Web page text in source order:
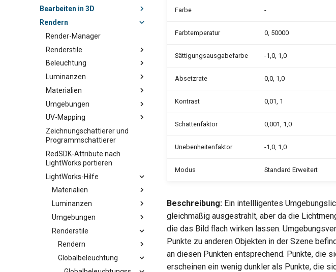
Bearbeiten in 3D
Rendern
Render-Manager
Renderstile
Beleuchtung
Luminanzen
Materialien
Umgebungen
UV-Mapping
Zeichnungschattierer und
Programmschattierer
RedSDK-Attribute nach
LightWorks portieren
LightWorks-Hilfe
Materialien
Luminanzen
Umgebungen
Renderstile
Rendern
Globalbeleuchtung
Farbe -
Farbtemperatur 0, 50000
Sättigungsausgabefarbe -1,0, 1,0
Absetzrate 0,0, 1,0
Kontrast 0,01, 1
Schattenfaktor 0,001, 1,0
Unebenheitenfaktor -1,0, 1,0
Modus Standard Erweitert
Beschreibung: Ein intellligentes
gleichmäßig ausgestrahlt, aber da die
die das Bild flach wirken lassen.
Punkte zu anderen Objekten in der Szene
an diesen Punkten entsprechend. Punkte, die
erscheinen ein wenig dunkler als Punkte, die